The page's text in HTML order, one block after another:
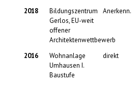
2018
Bildungszentrum
Gerlos, EU-weit
offener
Architektenwettbewerb
Anerkenn.
2016
Wohnanlage
Umhausen I.
Baustufe
direkt